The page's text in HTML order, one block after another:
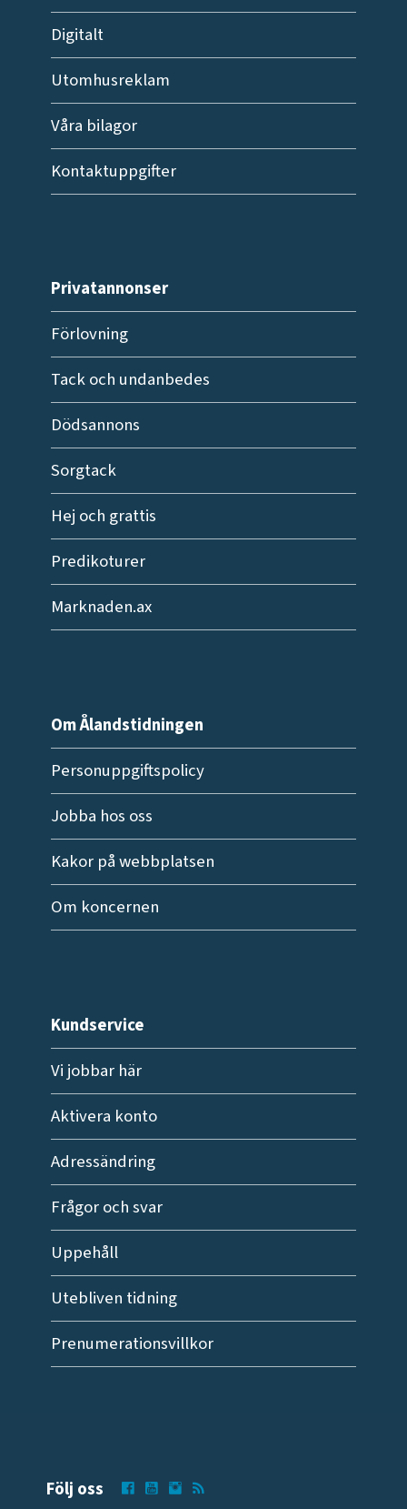
Digitalt
Utomhusreklam
Våra bilagor
Kontaktuppgifter
Privatannonser
Förlovning
Tack och undanbedes
Dödsannons
Sorgtack
Hej och grattis
Predikoturer
Marknaden.ax
Om Ålandstidningen
Personuppgiftspolicy
Jobba hos oss
Kakor på webbplatsen
Om koncernen
Kundservice
Vi jobbar här
Aktivera konto
Adressändring
Frågor och svar
Uppehåll
Utebliven tidning
Prenumerationsvillkor
Följ oss